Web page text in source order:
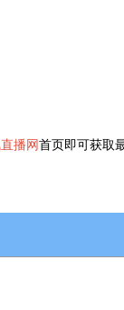
播网首页即可获取